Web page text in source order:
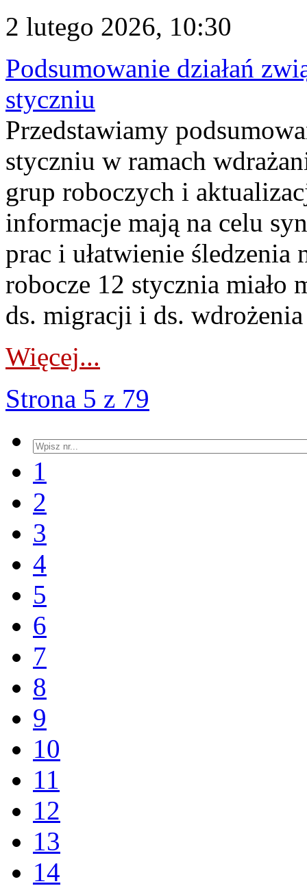
2 lutego 2026, 10:30
Podsumowanie działań
styczniu
Przedstawiamy
styczniu w ramach
grup roboczych i
informacje mają na celu
prac i ułatwienie
robocze 12 stycznia miało
ds. migracji i ds.
Więcej...
Strona 5 z 79
1
2
3
4
5
6
7
8
9
10
11
12
13
14